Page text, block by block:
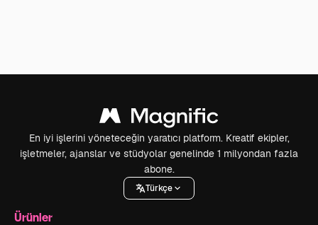
En iyi işlerini yöneteceğin yaratıcı platform. Kreatif ekipler,
işletmeler, ajanslar ve stüdyolar genelinde 1 milyondan fazla
abone.
Türkçe
Ürünler